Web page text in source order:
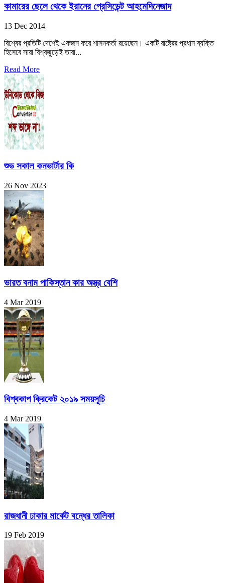
কামারের ছেলে থেকে ইরানের প্রেসিডেন্ট আহমেদিনেজাদ
13 Dec 2014
বিশ্বের প্রতিটি দেশেই একজন করে শাসনকর্তা রয়েছেন। একটি রাষ্ট্রের প্রধান ব্যক্তি
হিসেবে সারা বিশ্বজুড়েই তারা...
Read More
শুভ সকাল কনভার্টার কি
26 Nov 2023
ভারত বনাম পাকিস্তান কার অস্ত্র বেশি
4 Mar 2019
বিশ্বকাপ ক্রিকেট ২০১৯ সময়সূচি
4 Mar 2019
রাজধানী ঢাকার মার্কেট বন্ধের তালিকা
19 Feb 2019